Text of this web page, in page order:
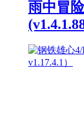
雨中冒